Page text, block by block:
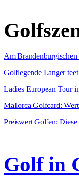
Am
Golflegende Langer
Ladies European Tour
Mallorca Golfcard:
Preiswert Golfen:
Golf in